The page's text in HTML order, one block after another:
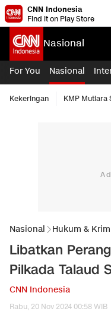
CNN Indonesia
Find it on Play Store
Nasional
For You Nasional
Kekeringan KMP Mutiara
Nasional Hukum &
Libatkan
Pilkada Talaud
CNN Indonesia
Rabu, 20 Nov 2024 00:58 WIB